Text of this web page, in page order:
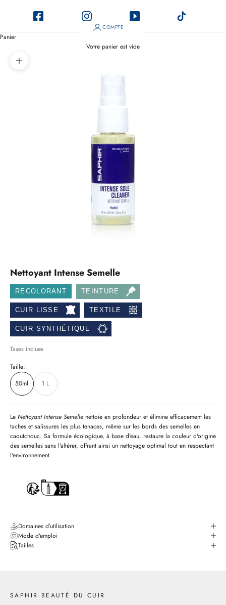
COMPTE
Panier
Votre panier est vide
Zoomer sur l'image
Nettoyant Intense Semelle
RECOLORANT TEINTURE
CUIR LISSE TEXTILE
CUIR SYNTHÉTIQUE
Taxes inclues
Taille:
50ml
1 L
Le Nettoyant Intense Semelle nettoie en profondeur et élimine efficacement les
taches et salissures les plus tenaces, même sur les bords des semelles en
caoutchouc. Sa formule écologique, à base d'eau, restaure la couleur d'origine
des semelles sans l'altérer, offrant ainsi un nettoyage optimal tout en respectant
l'environnement.
Domaines d’utilisation
Mode d'emploi
Tailles
SAPHIR BEAUTÉ DU CUIR